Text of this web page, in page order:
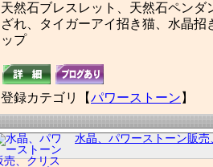
天然石ブレスレット、天然石ペン
ざれ、タイガーアイ招き猫、水晶
ップ
登録カテゴリ【パワーストーン 】
水晶、パワーストーン販